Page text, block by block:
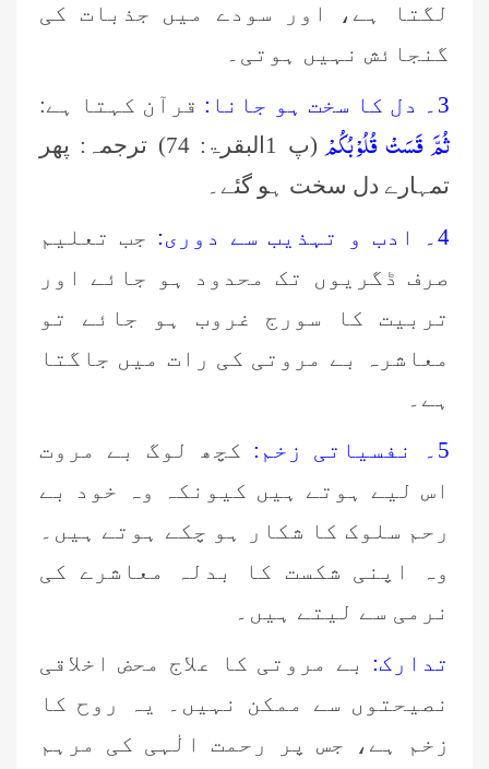
لگتا ہے، اور سودے میں جذبات کی
گنجائش نہیں ہوتی۔
3۔ دل کا سخت ہو جانا:
قرآن کہتا ہے:
ثُمَّ قَسَتْ قُلُوْبُكُمْ
(پ 1البقرۃ: 74) ترجمہ: پھر
تمہارے دل سخت ہو گئے۔
4۔ ادب و تہذیب سے دوری:
جب تعلیم
صرف ڈگریوں تک محدود ہو جائے اور
تربیت کا سورج غروب ہو جائے تو
معاشرہ بے مروتی کی رات میں جاگتا
ہے۔
5۔ نفسیاتی زخم:
کچھ لوگ بے مروت
اس لیے ہوتے ہیں کیونکہ وہ خود بے
رحم سلوک کا شکار ہو چکے ہوتے ہیں۔
وہ اپنی شکست کا بدلہ معاشرے کی
نرمی سے لیتے ہیں۔
تدارک: بے مروتی کا علاج محض اخلاقی
نصیحتوں سے ممکن نہیں۔ یہ روح کا
زخم ہے، جس پر رحمت الٰہی کی مرہم